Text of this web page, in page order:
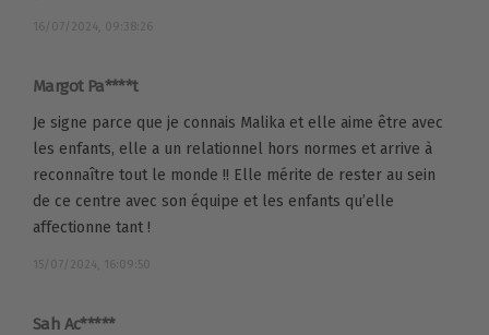
16/07/2024, 09:38:26
Margot Pa****t
Je signe parce que je connais Malika et elle aime être avec
les enfants, elle a un relationnel hors normes et arrive à
reconnaître tout le monde !! Elle mérite de rester au sein
de ce centre avec son équipe et les enfants qu’elle
affectionne tant !
15/07/2024, 16:09:50
Sah Ac*****